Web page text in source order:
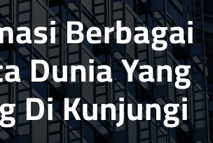
Berbagai
Dunia Yang
Di Kunjungi